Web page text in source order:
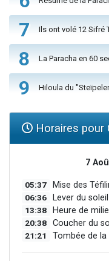
7 Ils ont volé 12 Sifré
8 La Paracha en 60
9 Hiloula du
Horaires pour
7
05:37 Mise des
06:36 Lever du soleil
13:38 Heure de
20:38 Coucher du
21:21 Tombée de la